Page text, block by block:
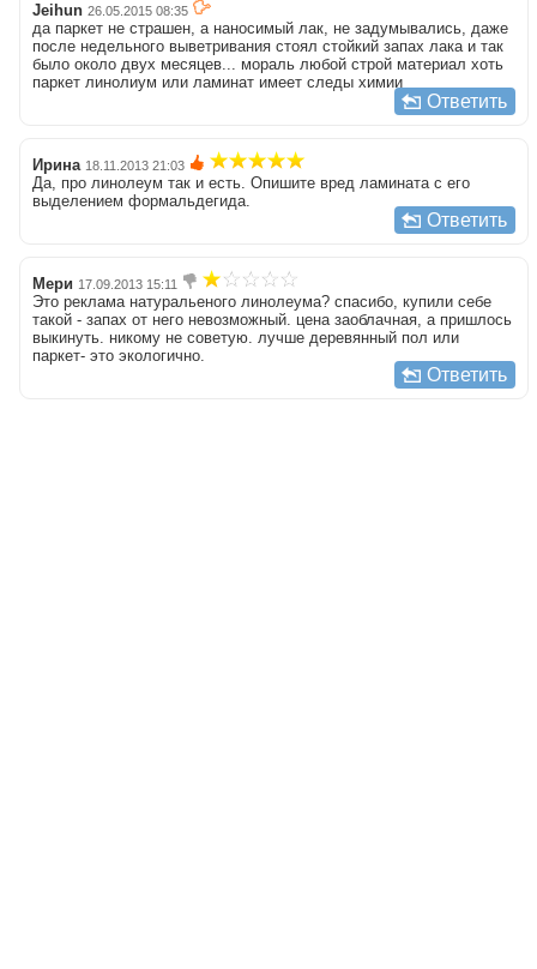
Jeihun 26.05.2015 08:35
да паркет не страшен, а наносимый лак, не задумывались, даже
после недельного выветривания стоял стойкий запах лака и так
было около двух месяцев... мораль любой строй материал хоть
паркет линолиум или ламинат имеет следы химии
Ответить
Ирина 18.11.2013 21:03
Да, про линолеум так и есть. Опишите вред ламината с его
выделением формальдегида.
Ответить
Мери 17.09.2013 15:11
Это реклама натуральеного линолеума? спасибо, купили себе
такой - запах от него невозможный. цена заоблачная, а пришлось
выкинуть. никому не советую. лучше деревянный пол или
паркет- это экологично.
Ответить